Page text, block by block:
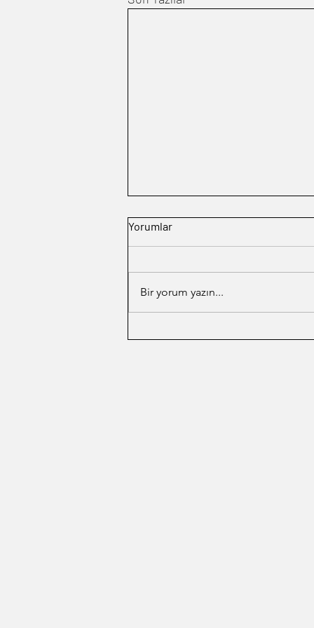
Yorumlar
Bir yorum yazın...